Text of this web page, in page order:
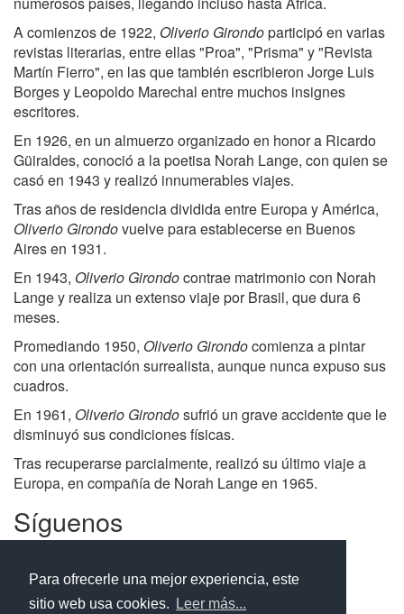
Para ofrecerle una mejor experiencia, este
sitio web usa cookies.
Leer más...
A comienzos de 1922, Oliverio Girondoparticipó en varias
revistas literarias, entre ellas "Proa", "Prisma" y "Revista
Martín Fierro", en las que también escribieron Jorge Luis
Borges y Leopoldo Marechal entre muchos insignes
escritores.
En 1926, en un almuerzo organizado en honor a Ricardo
Güiraldes, conoció a la poetisa Norah Lange, con quien se
casó en 1943 y realizó innumerables viajes.
Tras años de residencia dividida entre Europa y América,
Oliverio Girondovuelve para establecerse en Buenos
Aires en 1931.
En 1943, Oliverio Girondocontrae matrimonio con Norah
Lange y realiza un extenso viaje por Brasil, que dura 6
meses.
Promediando 1950, Oliverio Girondocomienza a pintar
con una orientación surrealista, aunque nunca expuso sus
cuadros.
En 1961, Oliverio Girondosufrió un grave accidente que le
disminuyó sus condiciones físicas.
Tras recuperarse parcialmente, realizó su último viaje a
Europa, en compañía de Norah Lange en 1965.
Síguenos